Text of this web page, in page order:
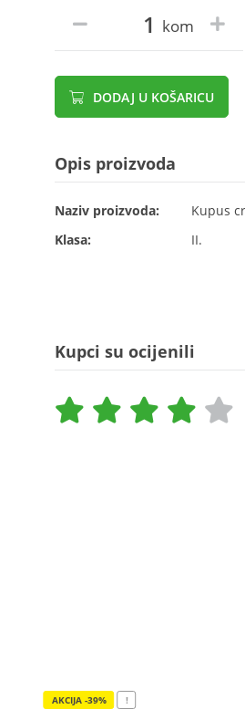
kom
DODAJ U KOŠARICU
Opis proizvoda
Naziv proizvoda:
Kupus
Klasa:
II.
Kupci su ocijenili
AKCIJA -39% !